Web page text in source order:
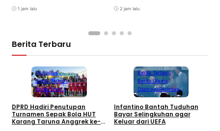
1 jam lalu 2 jam lalu
Berita Terbaru
Anambas
Berita Terbaru
Berita Utama
DPRD Hadiri Penutupan
Turnamen Sepak Bola HUT
Karang Taruna Anggrek ke-
Berita Terbaru
Berita Utama
OlahragaPeristiwa
Infantino Bantah Tuduhan
Bayar Selingkuhan agar
Keluar dari UEFA